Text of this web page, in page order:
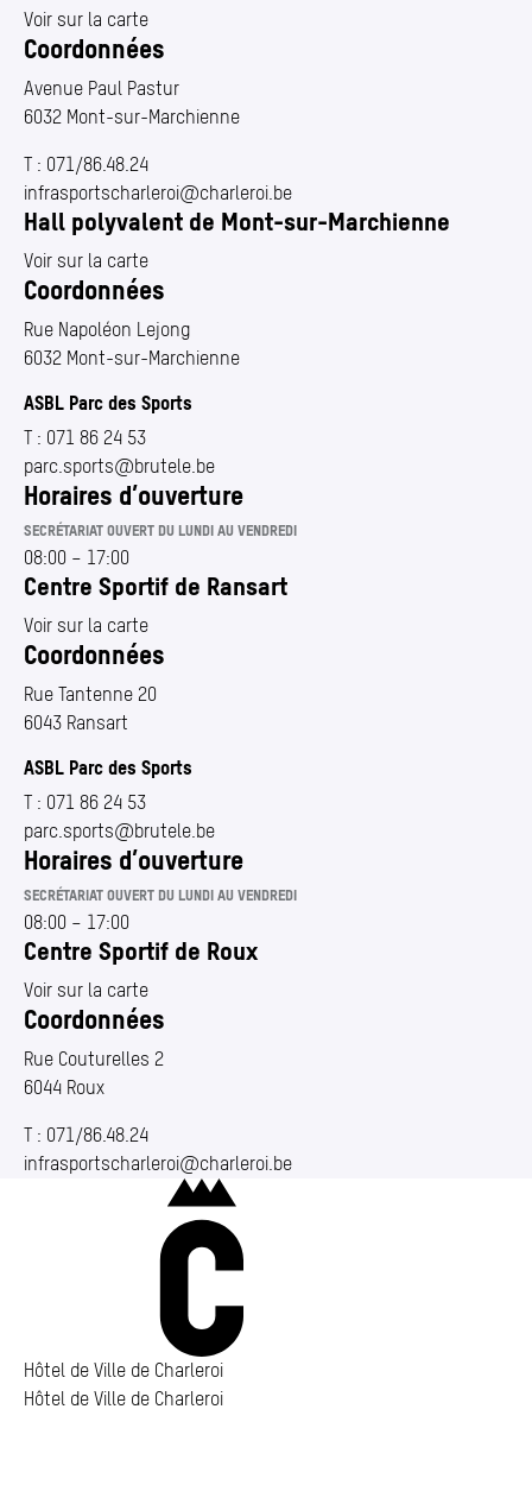
Voir sur la carte
Coordonnées
Avenue Paul Pastur
6032 Mont-sur-Marchienne
T : 071/86.48.24
infrasportscharleroi@​charleroi.​be
Hall polyvalent de Mont-sur-Marchienne
Voir sur la carte
Coordonnées
Rue Napoléon Lejong
6032 Mont-sur-Marchienne
ASBL Parc des Sports
T : 071 86 24 53
parc.​sports@​brutele.​be
Horaires d’ouverture
SECRÉTARIAT OUVERT DU LUNDI AU VENDREDI
08:00 – 17:00
Centre Sportif de Ransart
Voir sur la carte
Coordonnées
Rue Tantenne 20
6043 Ransart
ASBL Parc des Sports
T : 071 86 24 53
parc.​sports@​brutele.​be
Horaires d’ouverture
SECRÉTARIAT OUVERT DU LUNDI AU VENDREDI
08:00 – 17:00
Centre Sportif de Roux
Voir sur la carte
Coordonnées
Rue Couturelles 2
6044 Roux
T : 071/86.48.24
infrasportscharleroi@​charleroi.​be
Hôtel de Ville de Charleroi
Hôtel de Ville de Charleroi